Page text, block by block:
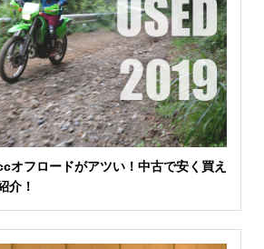
オフロードがアツい！中古で安く買え
介！